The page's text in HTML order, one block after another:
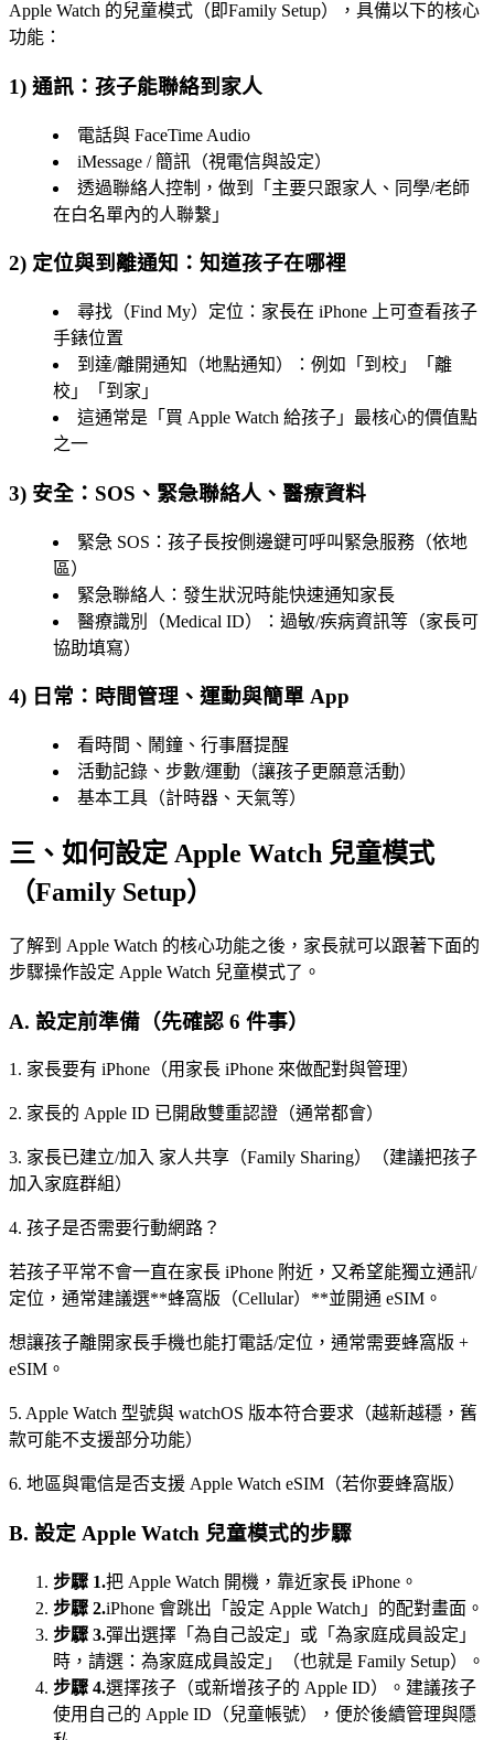
Apple Watch 的兒童模式（即Family Setup），具備以下的核心
功能：
1) 通訊：孩子能聯絡到家人
電話與 FaceTime Audio
iMessage / 簡訊（視電信與設定）
透過聯絡人控制，做到「主要只跟家人、同學/老師
在白名單內的人聯繫」
2) 定位與到離通知：知道孩子在哪裡
尋找（Find My）定位：家長在 iPhone 上可查看孩子
手錶位置
到達/離開通知（地點通知）：例如「到校」「離
校」「到家」
這通常是「買 Apple Watch 給孩子」最核心的價值點
之一
3) 安全：SOS、緊急聯絡人、醫療資料
緊急 SOS：孩子長按側邊鍵可呼叫緊急服務（依地
區）
緊急聯絡人：發生狀況時能快速通知家長
醫療識別（Medical ID）：過敏/疾病資訊等（家長可
協助填寫）
4) 日常：時間管理、運動與簡單 App
看時間、鬧鐘、行事曆提醒
活動記錄、步數/運動（讓孩子更願意活動）
基本工具（計時器、天氣等）
三、如何設定 Apple Watch 兒童模式
（Family Setup）
了解到 Apple Watch 的核心功能之後，家長就可以跟著下面的
步驟操作設定 Apple Watch 兒童模式了。
A. 設定前準備（先確認 6 件事）
1. 家長要有 iPhone（用家長 iPhone 來做配對與管理）
2. 家長的 Apple ID 已開啟雙重認證（通常都會）
3. 家長已建立/加入 家人共享（Family Sharing）（建議把孩子
加入家庭群組）
4. 孩子是否需要行動網路？
若孩子平常不會一直在家長 iPhone 附近，又希望能獨立通訊/
定位，通常建議選**蜂窩版（Cellular）**並開通 eSIM。
想讓孩子離開家長手機也能打電話/定位，通常需要蜂窩版 +
eSIM。
5. Apple Watch 型號與 watchOS 版本符合要求（越新越穩，舊
款可能不支援部分功能）
6. 地區與電信是否支援 Apple Watch eSIM（若你要蜂窩版）
B. 設定 Apple Watch 兒童模式的步驟
步驟 1.把 Apple Watch 開機，靠近家長 iPhone。
步驟 2.iPhone 會跳出「設定 Apple Watch」的配對畫面。
步驟 3.彈出選擇「為自己設定」或「為家庭成員設定」
時，請選：為家庭成員設定」（也就是 Family Setup）。
步驟 4.選擇孩子（或新增孩子的 Apple ID）。建議孩子
使用自己的 Apple ID（兒童帳號），便於後續管理與隱